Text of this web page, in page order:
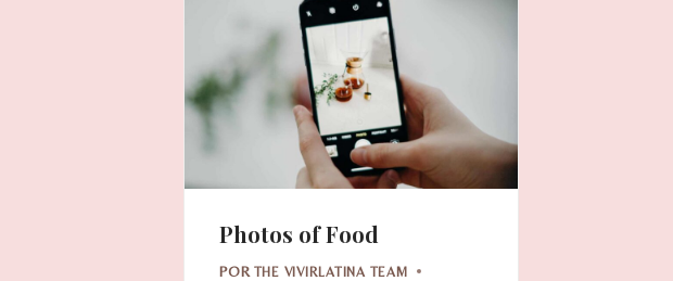
Photos of Food
POR THE VIVIRLATINA TEAM